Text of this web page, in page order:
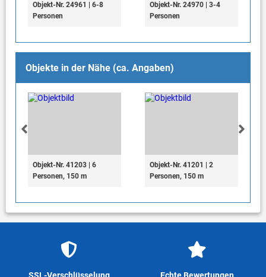
Objekt-Nr. 24961 | 6-8
Personen
Objekt-Nr. 24970 | 3-4
Personen
Objekte in der Nähe (ca. Angaben)
Objekt-Nr. 41203 | 6
Personen, 150 m
Objekt-Nr. 41201 | 2
Personen, 150 m
SSL-Verschlüsselung
Echte Bewertungen